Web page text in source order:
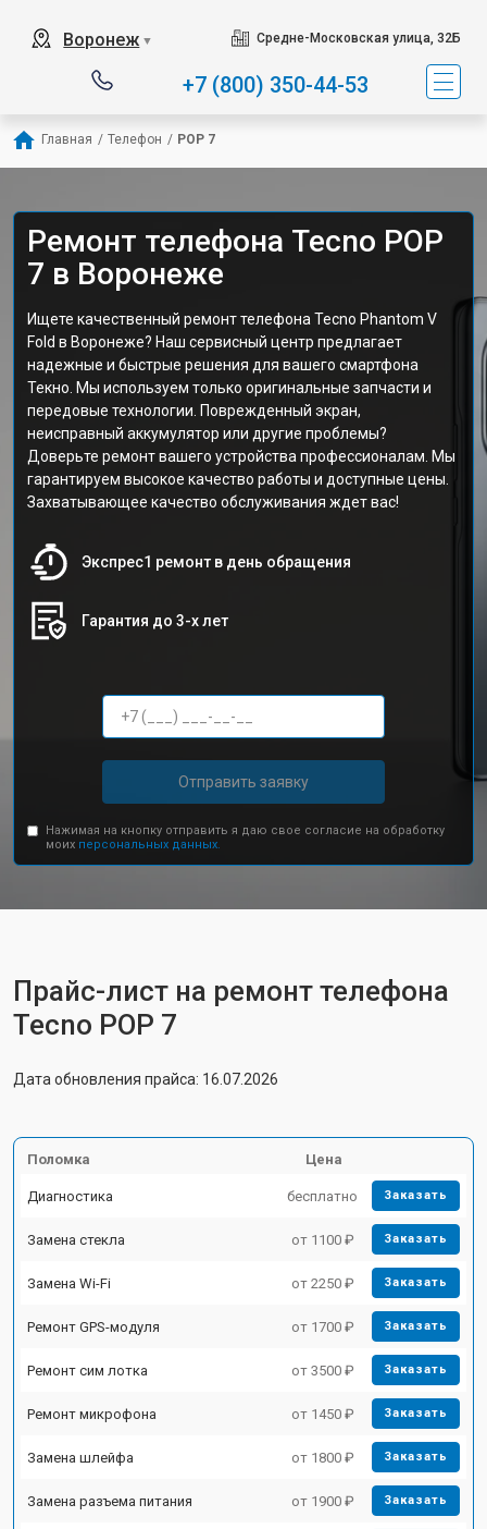
Воронеж ▼ Средне-Московская улица, 32Б
+7 (800) 350-44-53
Главная / Телефон / POP 7
Ремонт телефона Tecno POP
7 в Воронеже
Ищете качественный ремонт телефона Tecno Phantom V
Fold в Воронеже? Наш сервисный центр предлагает
надежные и быстрые решения для вашего смартфона
Текно. Мы используем только оригинальные запчасти и
передовые технологии. Поврежденный экран,
неисправный аккумулятор или другие проблемы?
Доверьте ремонт вашего устройства профессионалам. Мы
гарантируем высокое качество работы и доступные цены.
Захватывающее качество обслуживания ждет вас!
Экспрес1 ремонт в день обращения
Гарантия до 3-х лет
Отправить заявку
Нажимая на кнопку отправить я даю свое согласие на обработку
моих персональных данных.
Прайс-лист на ремонт телефона
Tecno POP 7
Дата обновления прайса: 16.07.2026
Поломка Цена
Диагностика бесплатно Заказать
Замена стекла от 1100 ₽ Заказать
Замена Wi-Fi от 2250 ₽ Заказать
Ремонт GPS-модуля от 1700 ₽ Заказать
Ремонт сим лотка от 3500 ₽ Заказать
Ремонт микрофона от 1450 ₽ Заказать
Замена шлейфа от 1800 ₽ Заказать
Замена разъема питания от 1900 ₽ Заказать